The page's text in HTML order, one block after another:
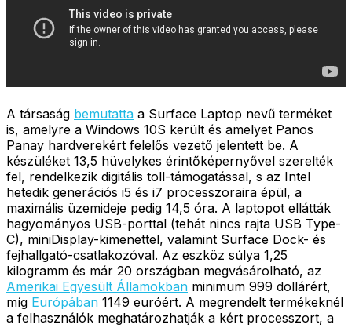
A társaság bemutatta a Surface Laptop nevű terméket
is, amelyre a Windows 10S került és amelyet Panos
Panay hardverekért felelős vezető jelentett be. A
készüléket 13,5 hüvelykes érintőképernyővel szerelték
fel, rendelkezik digitális toll-támogatással, s az Intel
hetedik generációs i5 és i7 processzoraira épül, a
maximális üzemideje pedig 14,5 óra. A laptopot ellátták
hagyományos USB-porttal (tehát nincs rajta USB Type-
C), miniDisplay-kimenettel, valamint Surface Dock- és
fejhallgató-csatlakozóval. Az eszköz súlya 1,25
kilogramm és már 20 országban megvásárolható, az
Amerikai Egyesült Államokban minimum 999 dollárért,
míg Európában 1149 euróért. A megrendelt termékeknél
a felhasználók meghatározhatják a kért processzort, a